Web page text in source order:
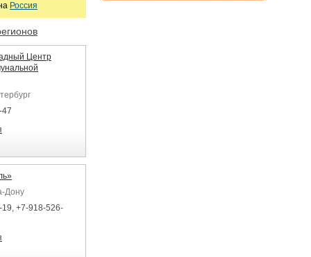
Россия
Центр
47
Дону
+7-918-526-